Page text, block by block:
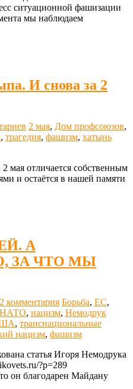
ситуационной фашизации
мы наблюдаем
И снова за 2
2 мая, Дом профсоюзов,
, трагедия, фашизм, хатынь
мая отличается собственным
и остаётся в нашей памяти
А
ЗА ЧТО МЫ
2 комментария Борьба, ЕС,
НАТО, нацизм, Немодрук
, транснациональные
нацизм, фашизм
статья Игоря Немодрука
?p=289
он благодарен Майдану